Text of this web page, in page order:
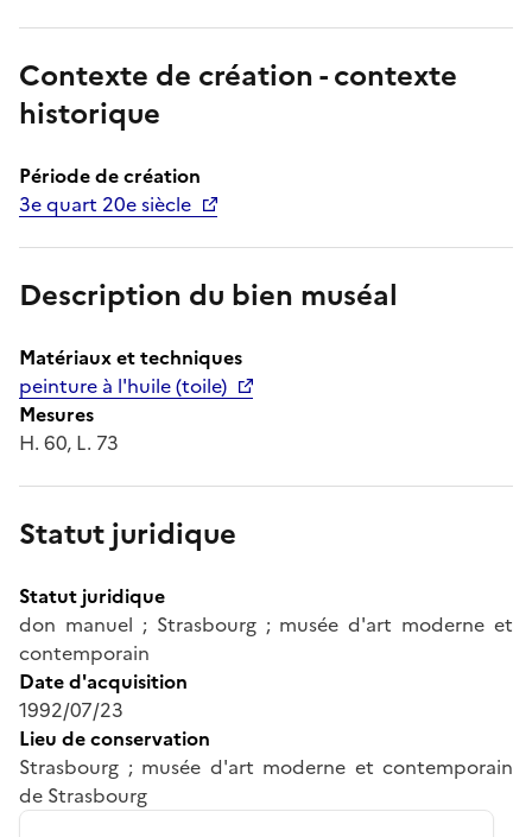
Contexte de création - contexte
historique
Période de création
3e quart 20e siècle
Description du bien muséal
Matériaux et techniques
peinture à l'huile (toile)
Mesures
H. 60, L. 73
Statut juridique
Statut juridique
don manuel ; Strasbourg ; musée d'art moderne et
contemporain
Date d'acquisition
1992/07/23
Lieu de conservation
Strasbourg ; musée d'art moderne et contemporain
de Strasbourg